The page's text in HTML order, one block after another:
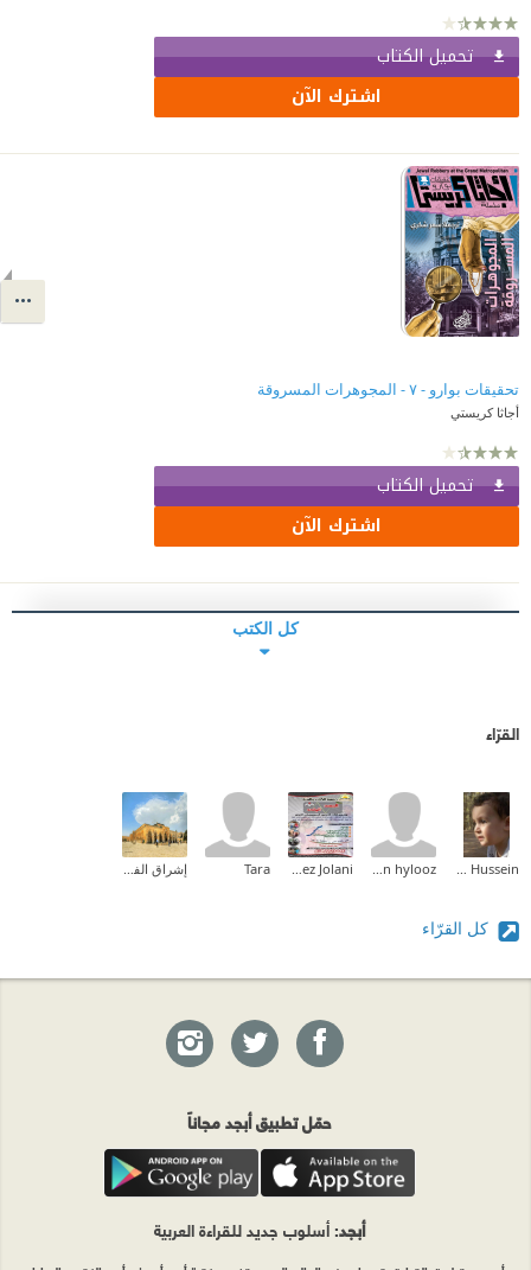
تحميل الكتاب
اشترك الآن
تحقيقات بوارو - ٧ - المجوهرات المسروقة
أجاثا كريستي
تحميل الكتاب
اشترك الآن
كل الكتب
القرّاء
Enas Awni Hussein
yasmeen hylooz
Mohammad Fayez Jolani
Tara إشراق الفطافطة (Ishraq Abdelrahman)
كل القرّاء
حمّل تطبيق أبجد مجاناً
أبجد: أسلوب جديد للقراءة العربية